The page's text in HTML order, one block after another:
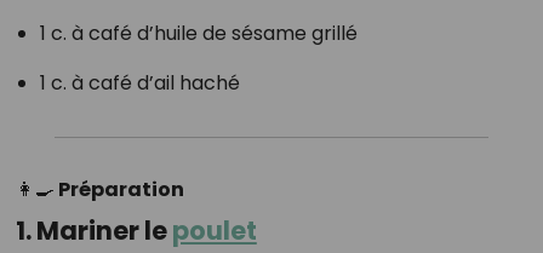
1 c. à café d’huile de sésame grillé
1 c. à café d’ail haché
👩‍🍳 Préparation
1.Mariner lepoulet